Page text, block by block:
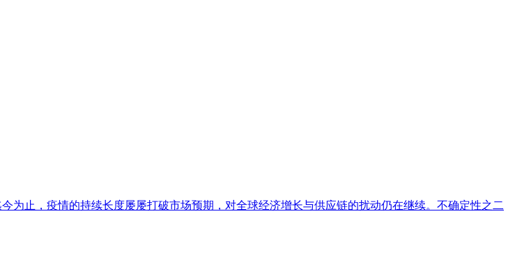
为止，疫情的持续长度屡屡打破市场预期，对全球经济增长与供应链的扰动仍在继续。不确定性之二